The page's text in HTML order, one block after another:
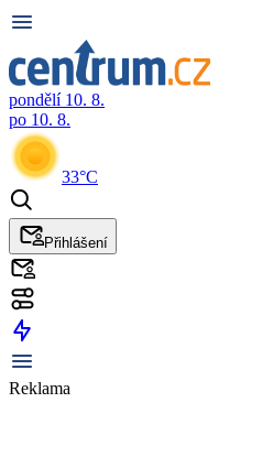
pondělí 10. 8.
po 10. 8.
33°C
Přihlášení
Reklama